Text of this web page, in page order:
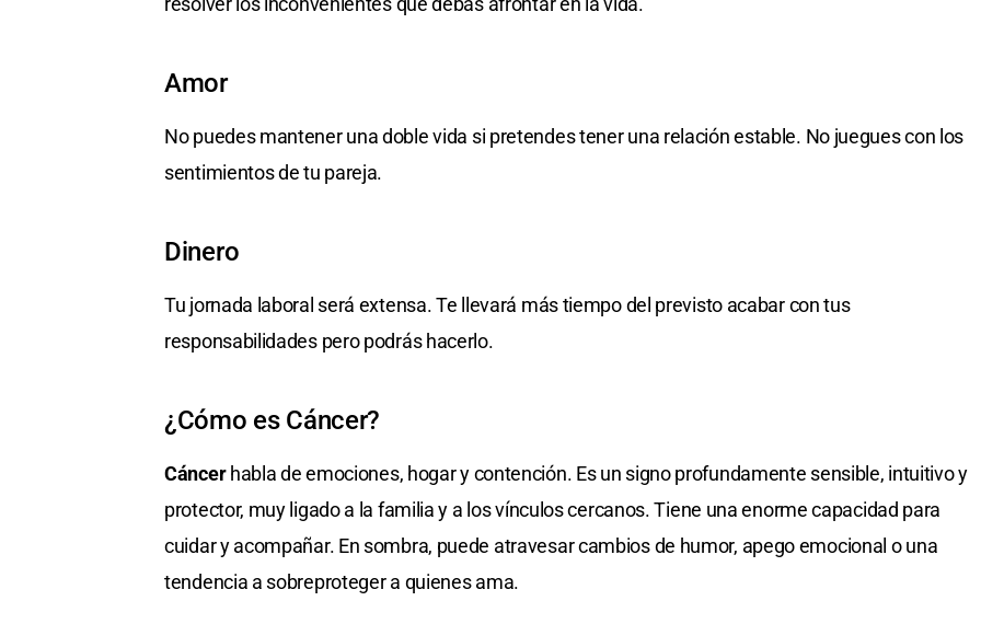
Amor
No puedes mantener una doble vida si pretendes tener una relación estable. No juegues con los
sentimientos de tu pareja.
Dinero
Tu jornada laboral será extensa. Te llevará más tiempo del previsto acabar con tus
responsabilidades pero podrás hacerlo.
¿Cómo es Cáncer?
Cáncerhabla de emociones, hogar y contención. Es un signo profundamente sensible, intuitivo y
protector, muy ligado a la familia y a los vínculos cercanos. Tiene una enorme capacidad para
cuidar y acompañar. En sombra, puede atravesar cambios de humor, apego emocional o una
tendencia a sobreproteger a quienes ama.